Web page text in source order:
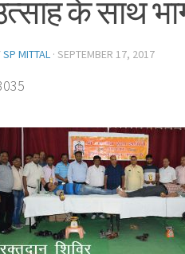
के साथ
SP MITTAL · SEPTEMBER 17, 2017